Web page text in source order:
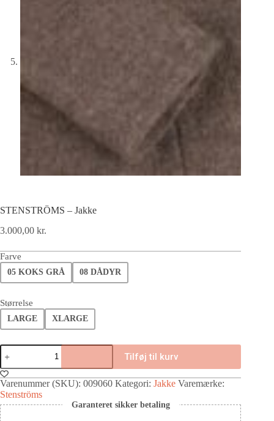
STENSTRÖMS – Jakke
3.000,00 kr.
Farve
05 KOKS GRÅ 08 DÅDYR
Størrelse
LARGE XLARGE
Tilføj til kurv
Varenummer (SKU): 009060 Kategori: Jakke Varemærke:
Stenströms
Garanteret sikker betaling